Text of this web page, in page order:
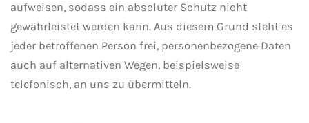
aufweisen, sodass ein absoluter Schutz nicht
gewährleistet werden kann. Aus diesem Grund steht es
jeder betroffenen Person frei, personenbezogene Daten
auch auf alternativen Wegen, beispielsweise
telefonisch, an uns zu übermitteln.